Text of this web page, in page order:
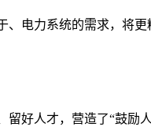
、电力系统的需求，将
好人才，营造了“鼓励